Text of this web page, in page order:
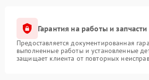
Гарантия на работы и запчасти
Предоставляется документированная
выполненные работы и установленные
защищает клиента от повторных